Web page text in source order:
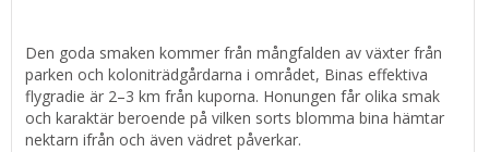
Den goda smaken kommer från mångfalden av växter från
parken och koloniträdgårdarna i området, Binas effektiva
flygradie är 2–3 km från kuporna. Honungen får olika smak
och karaktär beroende på vilken sorts blomma bina hämtar
nektarn ifrån och även vädret påverkar.